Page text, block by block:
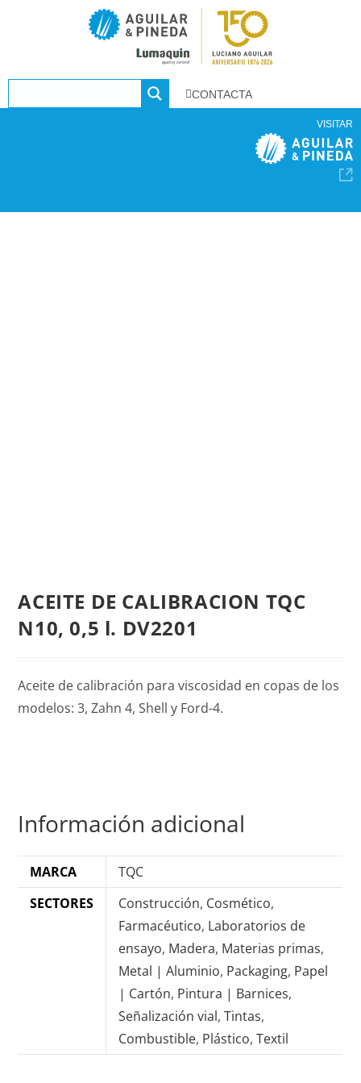
CONTACTA
VISITAR
ACEITE DE CALIBRACION TQC
N10, 0,5 l. DV2201
Aceite de calibración para viscosidad en copas de los
modelos: 3, Zahn 4, Shell y Ford-4.
Información adicional
MARCA
TQC
SECTORES
Construcción, Cosmético,
Farmacéutico, Laboratorios de
ensayo, Madera, Materias primas,
Metal | Aluminio, Packaging, Papel
| Cartón, Pintura | Barnices,
Señalización vial,Tintas,
Combustible, Plástico,Textil